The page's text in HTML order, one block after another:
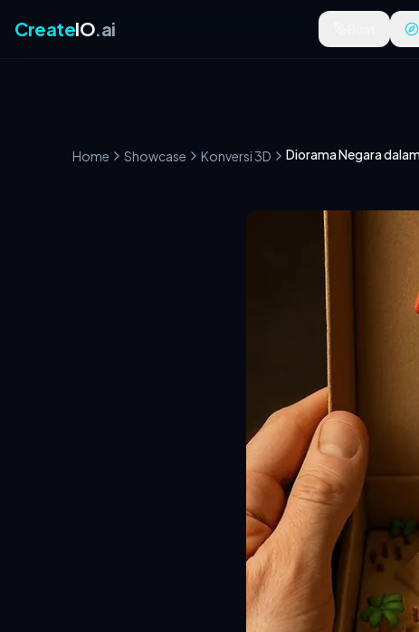
CreateIO.ai
Home Showcase Konversi 3D